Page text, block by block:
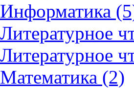
Информатика
Литературное
Литературное
Математика (2)